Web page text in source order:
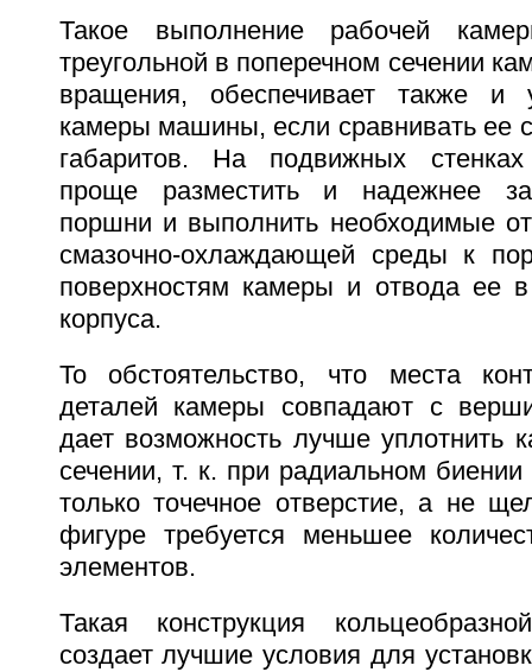
Такое выполнение рабочей
треугольной в поперечном сечении
вращения, обеспечивает также и
камеры машины, если сравнивать ее
габаритов. На подвижных
проще разместить и надежнее
поршни и выполнить необходимые
смазочно-охлаждающей среды к
поверхностям камеры и отвода ее
корпуса.
То обстоятельство, что места
деталей камеры совпадают с
дает возможность лучше уплотнить
сечении, т. к. при радиальном
только точечное отверстие, а не
фигуре требуется меньшее
элементов.
Такая конструкция
создает лучшие условия для